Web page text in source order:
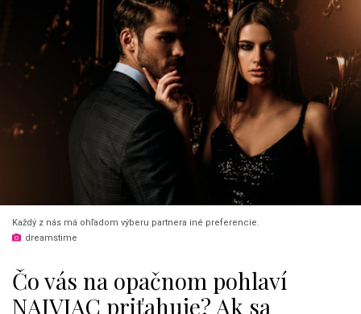
Každý z nás má ohľadom výberu partnera iné preferencie.
dreamstime
Čo vás na opačnom pohlaví
NAJVIAC priťahuje? Ak sa